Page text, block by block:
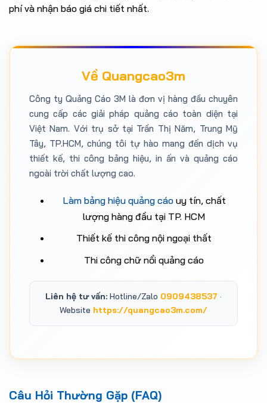
phí và nhận báo giá chi tiết nhất.
Về Quangcao3m
Công ty Quảng Cáo 3M là đơn vị hàng đầu chuyên
cung cấp các giải pháp quảng cáo toàn diện tại
Việt Nam. Với trụ sở tại Trần Thị Năm, Trung Mỹ
Tây, TP.HCM, chúng tôi tự hào mang đến dịch vụ
thiết kế, thi công bảng hiệu, in ấn và quảng cáo
ngoài trời chất lượng cao.
Làm bảng hiệu quảng cáouy tín, chất
lượng hàng đầu tại TP. HCM
Thiết kế thi công nội ngoại thất
Thi công chữ nổi quảng cáo
Liên hệ tư vấn: Hotline/Zalo 0909438537 ·
Website https://quangcao3m.com/
Câu Hỏi Thường Gặp (FAQ)